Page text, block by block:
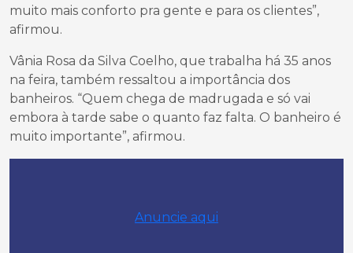
muito mais conforto pra gente e para os clientes”,
afirmou.
Vânia Rosa da Silva Coelho, que trabalha há 35 anos
na feira, também ressaltou a importância dos
banheiros. “Quem chega de madrugada e só vai
embora à tarde sabe o quanto faz falta. O banheiro é
muito importante”, afirmou.
Anuncie aqui